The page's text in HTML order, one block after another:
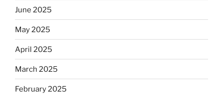
June 2025
May 2025
April 2025
March 2025
February 2025